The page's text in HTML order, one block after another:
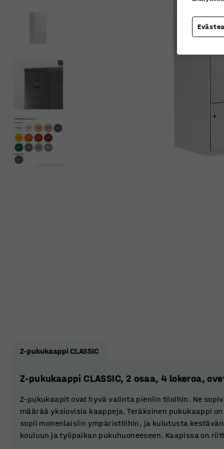
Z-pukukaappi CLASSIC
Z-pukukaappi CLASSIC, 2 osaa, 4 lokeroa,
Z-pukukaapit ovat hyvä valinta pieniin tiloihin. Ne
määrää yksiovisia kaappeja. Teräksinen pukukaappi
sopii monenlaisiin ympäristöihin, ja kulutusta
kouluun ja työpaikan pukuhuoneeseen. Kaapissa on